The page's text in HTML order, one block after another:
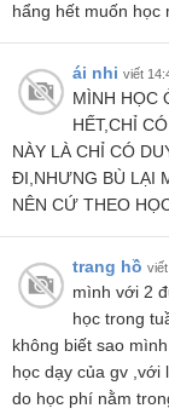
hẩng hết muốn học
ái nhi viết
MÌNH HỌC
HẾT,CHỈ
NÀY LÀ CHỈ CÓ
ĐI,NHƯNG BÙ LẠI
NÊN CỨ THEO
trang hồ
mình với 2
học trong
không biết sao
học dạy của gv ,với
do học phí nằm